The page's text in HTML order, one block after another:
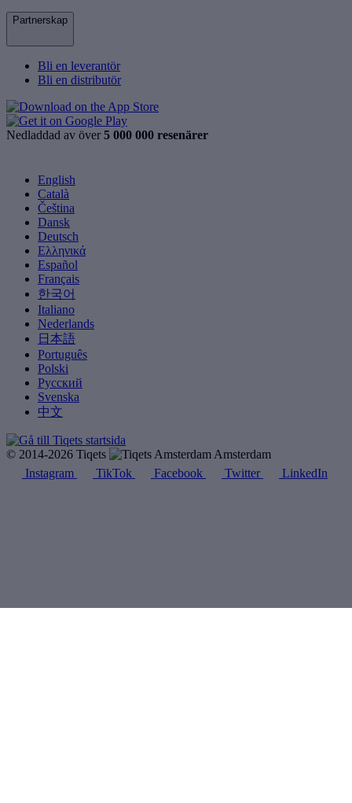
Partnerskap
Bli en leverantör
Bli en distributör
Nedladdad av över 5 000 000 resenärer
English
Català
Čeština
Dansk
Deutsch
Ελληνικά
Español
Français
한국어
Italiano
Nederlands
日本語
Português
Polski
Русский
Svenska
中文
© 2014-2026 Tiqets
Amsterdam
Instagram
TikTok Facebook Twitter LinkedIn